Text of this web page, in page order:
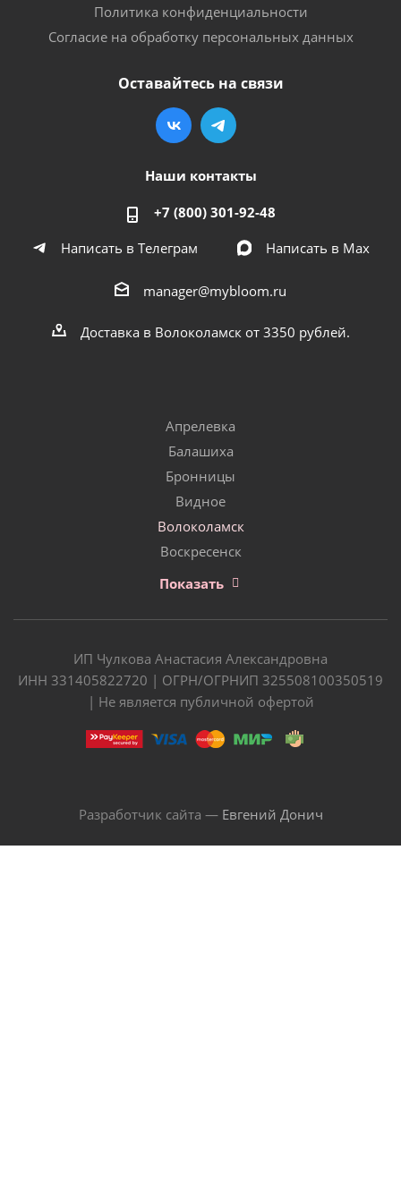
Политика конфиденциальности
Согласие на обработку персональных данных
Оставайтесь на связи
Наши контакты
+7 (800) 301-92-48
Написать в Телеграм
Написать в Мах
manager@mybloom.ru
Доставка в Волоколамск от 3350 рублей.
Апрелевка
Балашиха
Бронницы
Видное
Волоколамск
Воскресенск
Показать
ИП Чулкова Анастасия Александровна
ИНН 331405822720 | ОГРН/ОГРНИП 325508100350519
| Не является публичной офертой
Разработчик сайта — Евгений Донич